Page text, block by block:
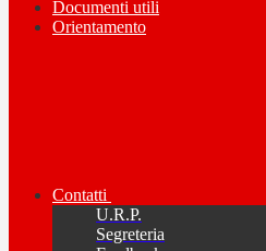
Documenti utili
Orientamento
Contatti
U.R.P.
Segreteria